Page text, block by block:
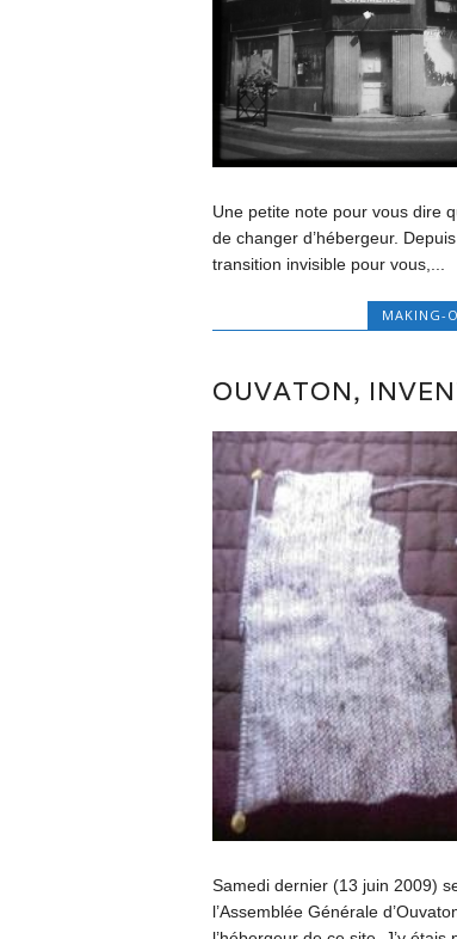
Une petite note pour vous dire
de changer d’hébergeur. Depuis
transition invisible pour vous,...
MAKING-
OUVATON,
Samedi dernier (13 juin 2009)
l’Assemblée Générale